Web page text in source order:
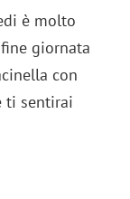
è molto
giornata
con
ti sentirai